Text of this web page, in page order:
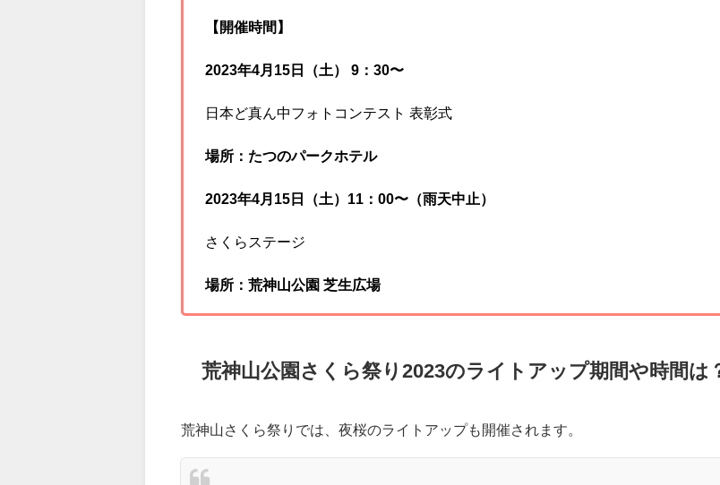
【開催日程】
2023年4月6日（木）〜4月16日（日）
【開催時間】
2023年4月15日（土） 9：30〜
日本ど真ん中フォトコンテスト 表彰式
場所：たつのパークホテル
2023年4月15日（土）11：00〜（雨天中止）
場所：荒神山公園 芝生広場
荒神山公園さくら祭り2023のライトアップ期間や時間は？